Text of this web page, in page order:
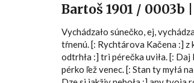
Bartoš 1901 / 0003b
Vychádzało súnečko, ej,
tŕnenú. [: Rychtárova Kačena :]
odtrhła :] tri pérečka uviła. [:
pérko ľež venec. [: Stan ty myłá na